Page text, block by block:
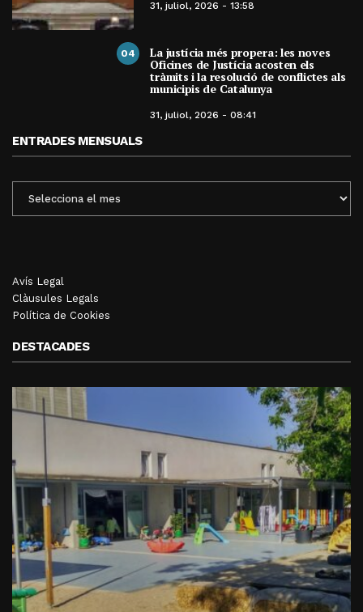
31, juliol, 2026 - 13:58
04 La justícia més propera: les noves
Oficines de Justícia acosten els
tràmits i la resolució de conflictes als
municipis de Catalunya
31, juliol, 2026 - 08:41
ENTRADES MENSUALS
MENSUALS
Avís Legal
Clàusules Legals
Política de Cookies
DESTACADES